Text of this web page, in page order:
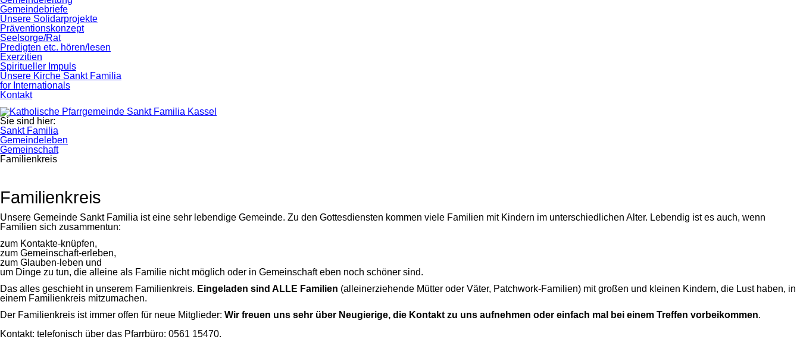
Gemeindebriefe
Unsere Solidarprojekte
Präventionskonzept
Seelsorge/Rat
Predigten etc. hören/lesen
Exerzitien
Spiritueller Impuls
Unsere Kirche Sankt Familia
for Internationals
Kontakt
Sie sind hier:
Sankt Familia
Gemeindeleben
Gemeinschaft
Familienkreis
Familienkreis
Unsere Gemeinde Sankt Familia ist eine sehr lebendige Gemeinde. Zu den Gottesdiensten kommen viele Familien mit Kindern im unterschiedlichen Alter. Lebendig ist es auch, wenn
Familien sich zusammentun:
zum Kontakte-knüpfen,
zum Gemeinschaft-erleben,
zum Glauben-leben und
um Dinge zu tun, die alleine als Familie nicht möglich oder in Gemeinschaft eben noch schöner sind.
Das alles geschieht in unserem Familienkreis. Eingeladen sind ALLE Familien (alleinerziehende Mütter oder Väter, Patchwork-Familien) mit großen und kleinen Kindern, die Lust haben, in
einem Familienkreis mitzumachen.
Der Familienkreis ist immer offen für neue Mitglieder: Wir freuen uns sehr über Neugierige, die Kontakt zu uns aufnehmen oder einfach mal bei einem Treffen vorbeikommen.
Kontakt: telefonisch über das Pfarrbüro: 0561 15470.